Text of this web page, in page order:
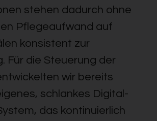
stehen dadurch ohne
Pflegeaufwand auf
konsistent zur
Für die Steuerung der
wir bereits
schlankes Digital-
das kontinuierlich